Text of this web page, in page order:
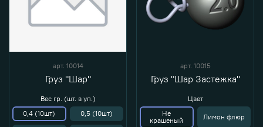
арт. 10014
Груз "Шар"
Вес гр. (шт. в уп.)
0,4 (10шт)
0,5 (10шт)
арт. 10015
Груз "Шар Застежка"
Цвет
Не
крашеный
Лимон флюр